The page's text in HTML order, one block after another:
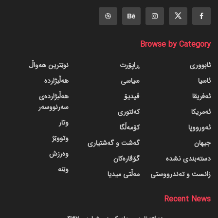
Browse by Category
ئابووری
ئاسیا
ئەفریقا
ئەمریکا
ئەورووپا
جیهان
دسته‌بندی نشده
زانست و تەندرووستی
ڕاپۆرت
سیاسی
ڤیدیۆ
کەلتوری
کۆمەڵگا
گه‌شت و گه‌شتیاری
گۆڤاره‌کان
مەڵتی میدیا
نوێترین هەواڵ
هەڵبژاردە
هەڵبژاردەی
سەرنووسەر
وتار
وتووێژ
وەرزش
وێنە
Recent News